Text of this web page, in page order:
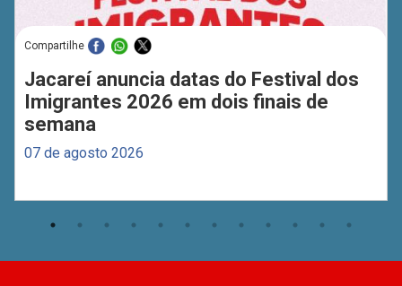
Compartilhe
Jacareí anuncia datas do Festival dos
Imigrantes 2026 em dois finais de
semana
07 de agosto 2026